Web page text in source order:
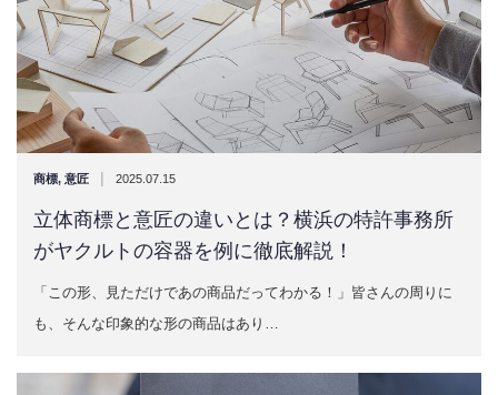
商標, 意匠 | 2025.07.15
立体商標と意匠の違いとは？横浜の特許事務所
がヤクルトの容器を例に徹底解説！
「この形、見ただけであの商品だってわかる！」皆さんの周りに
も、そんな印象的な形の商品はあり…